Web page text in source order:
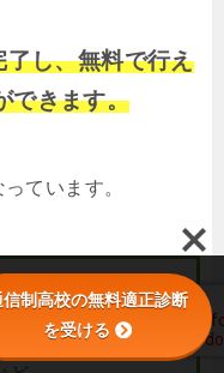
し、無料で行え
できます。
ています。
を調べる ・診断結
求 ・資料をもと
信制高校の無料適正診断
を受ける